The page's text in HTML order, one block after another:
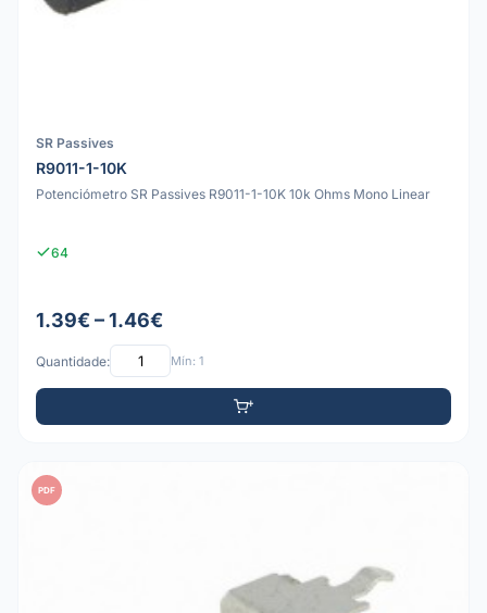
SR Passives
R9011-1-10K
Potenciómetro SR Passives R9011-1-10K 10k Ohms Mono Linear
64
1.39€ – 1.46€
Quantidade: Mín: 1
PDF